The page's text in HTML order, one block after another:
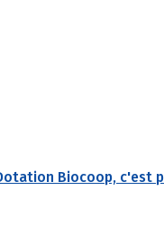
Biocoop, c'est